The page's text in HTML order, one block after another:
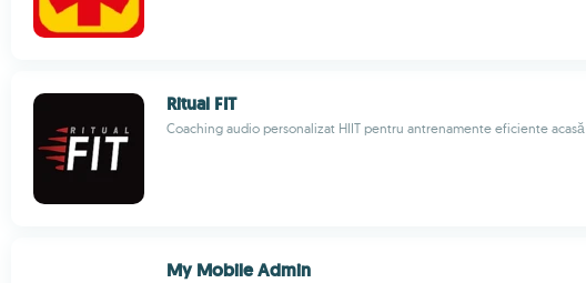
Ritual FIT
Coaching audio personalizat HIIT pentru antrenamente eficiente acasă
My Mobile Admin